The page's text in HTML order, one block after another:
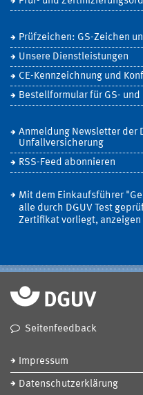
Prüfzeichen: GS-Zeichen
Unsere Dienstleistungen
CE-Kennzeichnung und
Bestellformular für GS- und
Anmeldung Newsletter der
Unfallversicherung
RSS-Feed abonnieren
Mit dem Einkaufsführer
alle durch DGUV Test
Zertifikat vorliegt, anzeigen
Seitenfeedback
Impressum
Datenschutzerklärung